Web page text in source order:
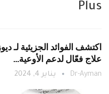
Plus
علاج فعّال لدعم الأوعية…
Dr-Ayman يناير 4, 2024